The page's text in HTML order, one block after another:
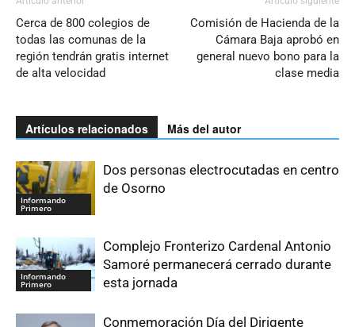
Cerca de 800 colegios de
todas las comunas de la
región tendrán gratis internet
de alta velocidad
Comisión de Hacienda de la
Cámara Baja aprobó en
general nuevo bono para la
clase media
Artículos relacionados Más del autor
Informando
Primero
Dos personas electrocutadas en centro
de Osorno
Informando
Primero
Complejo Fronterizo Cardenal Antonio
Samoré permanecerá cerrado durante
esta jornada
Conmemoración Día del Dirigente